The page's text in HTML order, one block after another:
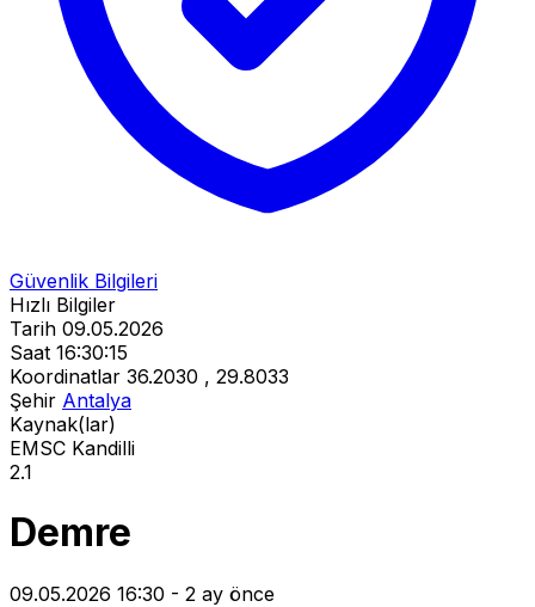
Güvenlik Bilgileri
Hızlı Bilgiler
Tarih 09.05.2026
Saat 16:30:15
Koordinatlar 36.2030 , 29.8033
Şehir Antalya
Kaynak(lar)
EMSC Kandilli
2.1
Demre
09.05.2026 16:30 - 2 ay önce